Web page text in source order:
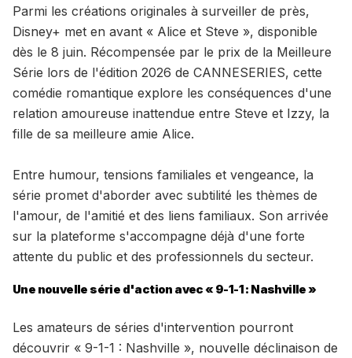
Parmi les créations originales à surveiller de près,
Disney+ met en avant « Alice et Steve », disponible
dès le 8 juin. Récompensée par le prix de la Meilleure
Série lors de l'édition 2026 de CANNESERIES, cette
comédie romantique explore les conséquences d'une
relation amoureuse inattendue entre Steve et Izzy, la
fille de sa meilleure amie Alice.
Entre humour, tensions familiales et vengeance, la
série promet d'aborder avec subtilité les thèmes de
l'amour, de l'amitié et des liens familiaux. Son arrivée
sur la plateforme s'accompagne déjà d'une forte
attente du public et des professionnels du secteur.
Une nouvelle série d'action avec « 9-1-1 : Nashville »
Les amateurs de séries d'intervention pourront
découvrir « 9-1-1 : Nashville », nouvelle déclinaison de